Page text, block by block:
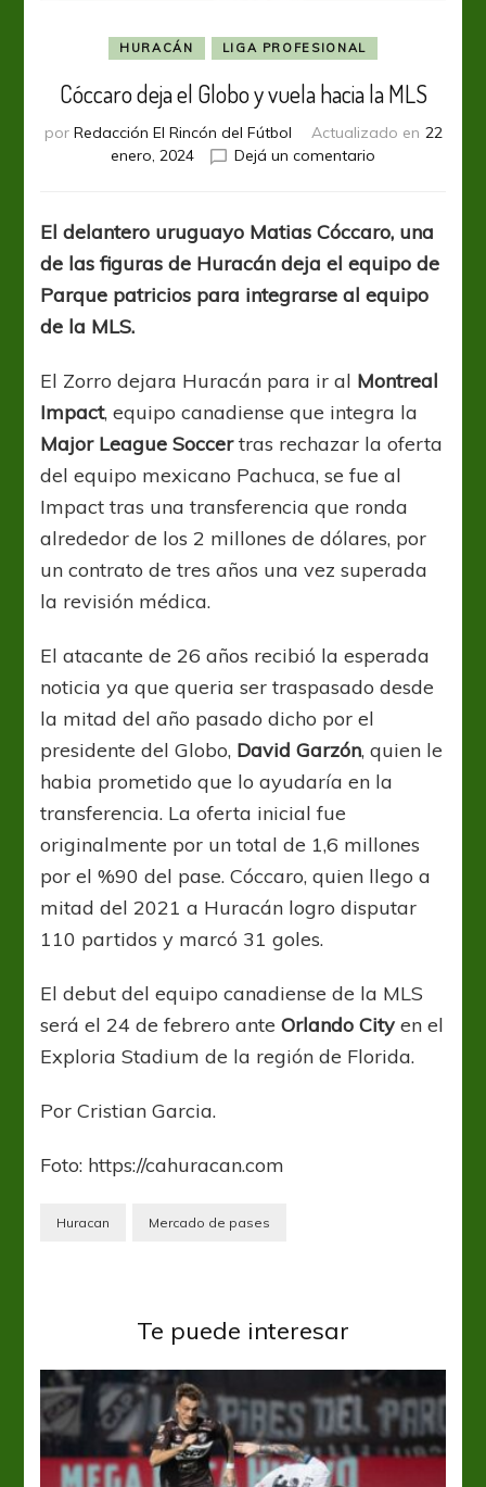
HURACÁN LIGA PROFESIONAL
Cóccaro deja el Globo y vuela hacia la MLS
por Redacción El Rincón del Fútbol Actualizado en 22
enero, 2024
Dejá un comentario
Globo
y
vuela
El delantero uruguayo Matias Cóccaro, una
de las figuras de Huracán deja el equipo de
Parque patricios para integrarse al equipo
de la MLS.
El Zorro dejara Huracán para ir al Montreal
Impact, equipo canadiense que integra la
Major League Soccertras rechazar la oferta
del equipo mexicano Pachuca, se fue al
Impact tras una transferencia que ronda
alrededor de los 2 millones de dólares, por
un contrato de tres años una vez superada
la revisión médica.
El atacante de 26 años recibió la esperada
noticia ya que queria ser traspasado desde
la mitad del año pasado dicho por el
presidente del Globo, David Garzón, quien le
habia prometido que lo ayudaría en la
transferencia. La oferta inicial fue
originalmente por un total de 1,6 millones
por el %90 del pase. Cóccaro, quien llego a
mitad del 2021 a Huracán logro disputar
110 partidos y marcó 31 goles.
El debut del equipo canadiense de la MLS
será el 24 de febrero anteOrlando City en el
Exploria Stadium de la región de Florida.
Por Cristian Garcia.
Foto: https://cahuracan.com
Huracan Mercado de pases
Te puede interesar